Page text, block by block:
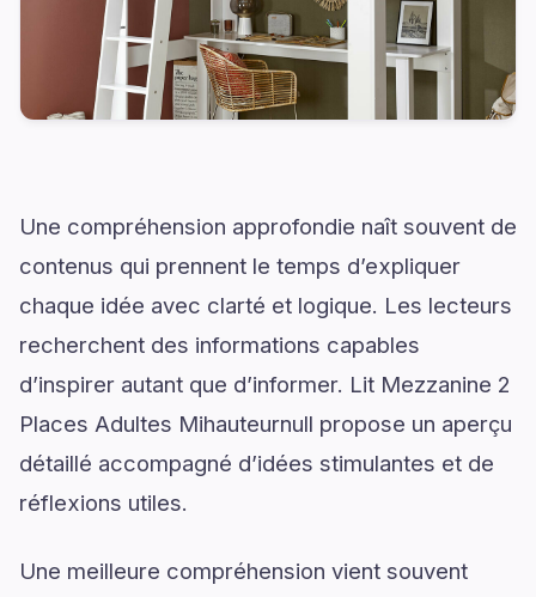
Une compréhension approfondie naît souvent de
contenus qui prennent le temps d’expliquer
chaque idée avec clarté et logique. Les lecteurs
recherchent des informations capables
d’inspirer autant que d’informer. Lit Mezzanine 2
Places Adultes Mihauteurnull propose un aperçu
détaillé accompagné d’idées stimulantes et de
réflexions utiles.
Une meilleure compréhension vient souvent